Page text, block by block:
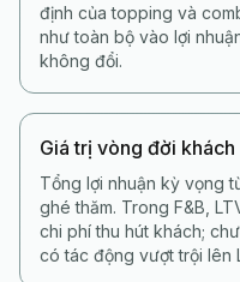
định của topping và
như toàn bộ vào lợi
không đổi.
Giá trị vòng đời khách
Tổng lợi nhuận kỳ vọng
ghé thăm. Trong F&B,
chi phí thu hút khách;
có tác động vượt trội lên